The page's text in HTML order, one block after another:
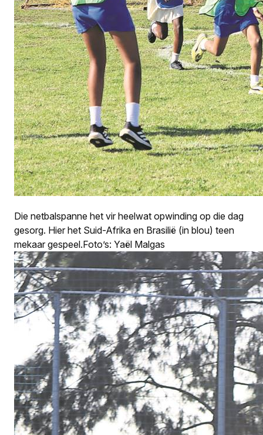
Die netbalspanne het vir heelwat opwinding op die dag
gesorg. Hier het Suid-Afrika en Brasilië (in blou) teen
mekaar gespeel.Foto’s: Yaël Malgas